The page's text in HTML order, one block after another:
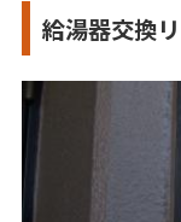
給湯器交換